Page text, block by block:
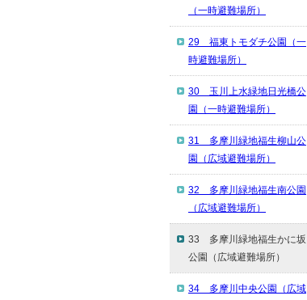
（一時避難場所）
29 福東トモダチ公園（一
時避難場所）
30 玉川上水緑地日光橋公
園（一時避難場所）
31 多摩川緑地福生柳山公
園（広域避難場所）
32 多摩川緑地福生南公園
（広域避難場所）
33 多摩川緑地福生かに坂
公園（広域避難場所）
34 多摩川中央公園（広域